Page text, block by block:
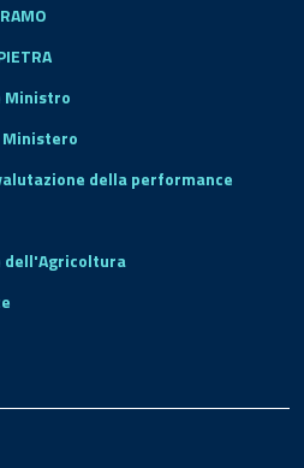
Ministro
della performance
dell'Agricoltura